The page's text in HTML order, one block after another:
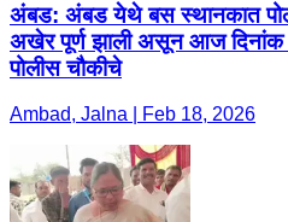
अंबड: अंबड येथे बस स्थानकात
अखेर पूर्ण झाली असून आज दिनांक
पोलीस चौकीचे
Ambad, Jalna | Feb 18, 2026